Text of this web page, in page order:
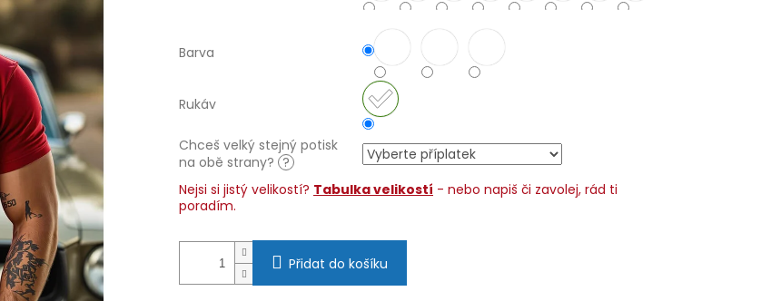
Barva
Rukáv
Chceš velký stejný potisk
na obě strany? ?
Nejsi si jistý velikostí? Tabulka velikostí - nebo napiš či zavolej, rád ti
poradím.
Přidat do košíku